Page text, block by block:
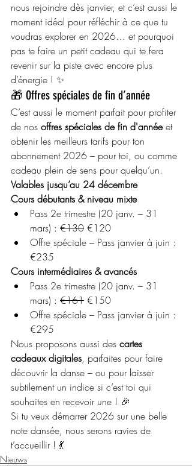
nous rejoindre dès janvier, et c’est aussi le
moment idéal pour réfléchir à ce que tu
voudras explorer en 2026… et pourquoi
pas te faire un petit cadeau qui te fera
revenir sur la piste avec encore plus
d’énergie ! ✨
🎁 Offres spéciales de fin d’année
C’est aussi le moment parfait pour profiter
de nos offres spéciales de fin d'année et
obtenir les meilleurs tarifs pour ton
abonnement 2026 – pour toi, ou comme
cadeau plein de sens pour quelqu’un.
Valables jusqu’au 24 décembre
Cours débutants & niveau mixte
Pass 2e trimestre (20 janv. – 31
mars) : €130 €120
Offre spéciale – Pass janvier à juin :
€235
Cours intermédiaires & avancés
Pass 2e trimestre (20 janv. – 31
mars) : €161 €150
Offre spéciale – Pass janvier à juin :
€295
Nous proposons aussi des cartes
cadeaux digitales, parfaites pour faire
découvrir la danse – ou pour laisser
subtilement un indice si c’est toi qui
souhaites en recevoir une ! 🎉
Si tu veux démarrer 2026 sur une belle
note dansée, nous serons ravies de
t’accueillir ! 💃
Nieuws